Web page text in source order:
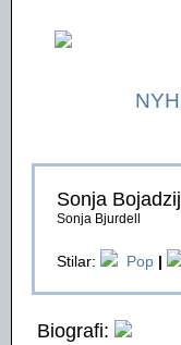
Sonja
Sonja Bjurdell
Stilar: Pop |
Biografi: